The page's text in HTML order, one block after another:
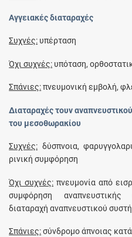
Αγγειακές διαταραχές
Συχνές: υπέρταση
Όχι συχνές: υπόταση,
Σπάνιες:πνευμονική εμβολή,
Διαταραχές τουν
του μεσοθωρακίου
Συχνές: δύσπνοια,
ρινική συμφόρηση
Όχι συχνές: πνευμονία από
συμφόρηση
διαταραχή αναπνευστικού
Σπάνιες:σύνδρομο άπνοιας